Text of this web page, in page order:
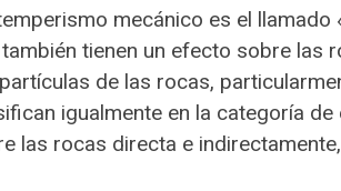
mecánico es el
también tienen un efecto sobre las
de las rocas,
igualmente en la categoría
las rocas directa e